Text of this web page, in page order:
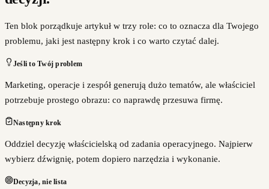
Ten blok porządkuje artykuł w trzy role: co to oznacza dla Twojego
problemu, jaki jest następny krok i co warto czytać dalej.
Jeśli to Twój problem
Marketing, operacje i zespół generują dużo tematów, ale właściciel
potrzebuje prostego obrazu: co naprawdę przesuwa firmę.
Następny krok
Oddziel decyzję właścicielską od zadania operacyjnego. Najpierw
wybierz dźwignię, potem dopiero narzędzia i wykonanie.
Decyzja, nie lista